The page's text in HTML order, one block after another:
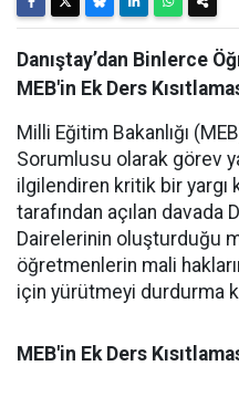
Danıştay’dan Binlerce
MEB'in Ek Ders
Milli Eğitim Bakanlığı
Sorumlusu olarak görev
ilgilendiren kritik bir yargı
tarafından açılan davada
Dairelerinin oluşturduğu
öğretmenlerin mali
için yürütmeyi durdurma
MEB'in Ek Ders